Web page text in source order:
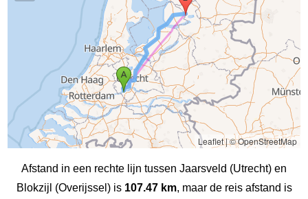
Leaflet|© OpenStreetMap
Afstand in een rechte lijn tussen Jaarsveld (Utrecht) en
Blokzijl (Overijssel) is 107.47 km, maar de reis afstand is